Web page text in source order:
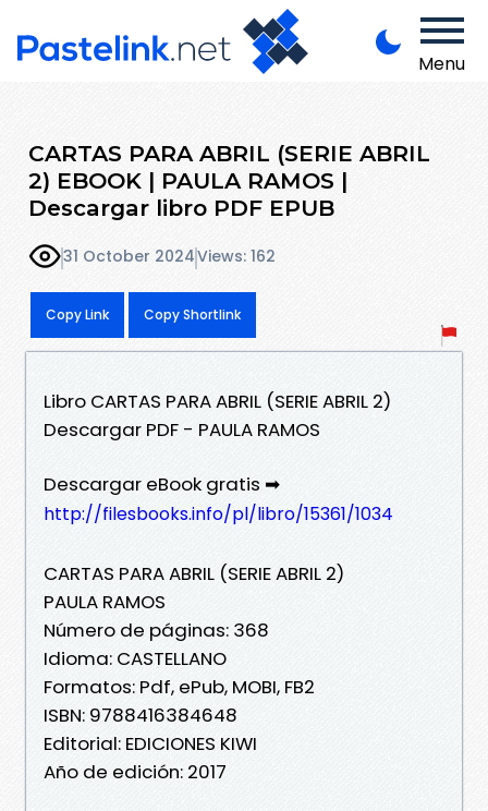
Menu
CARTAS PARA ABRIL (SERIE ABRIL
2) EBOOK | PAULA RAMOS |
Descargar libro PDF EPUB
31 October 2024Views: 162
Copy Link Copy Shortlink
Libro CARTAS PARA ABRIL (SERIE ABRIL 2)
Descargar PDF - PAULA RAMOS
Descargar eBook gratis ➡
http://filesbooks.info/pl/libro/15361/1034
CARTAS PARA ABRIL (SERIE ABRIL 2)
PAULA RAMOS
Número de páginas: 368
Idioma: CASTELLANO
Formatos: Pdf, ePub, MOBI, FB2
ISBN: 9788416384648
Editorial: EDICIONES KIWI
Año de edición: 2017